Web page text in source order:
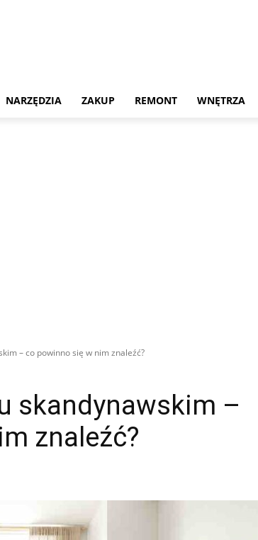
NARZĘDZIA ZAKUP REMONT WNĘTRZA
– co powinno się w nim znaleźć?
skandynawskim –
znaleźć?